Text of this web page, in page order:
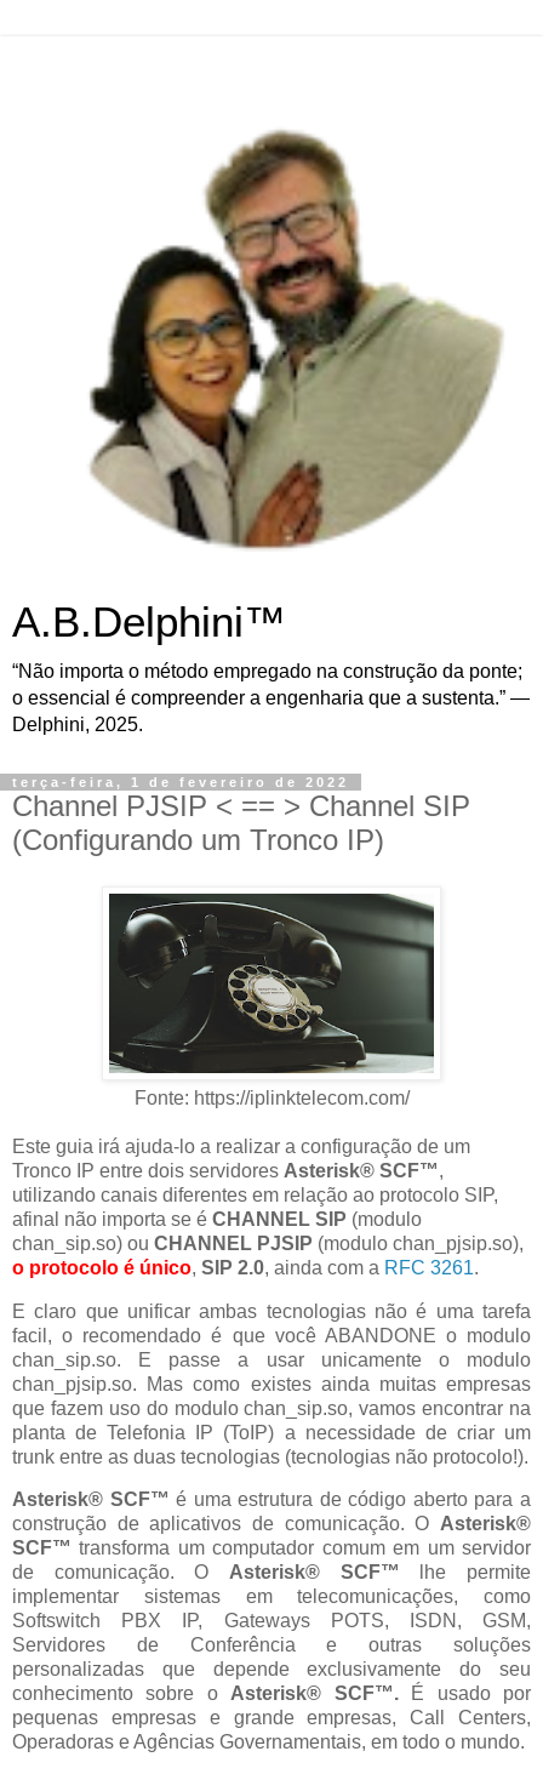
A.B.Delphini™
“Não importa o método empregado na construção da ponte;
o essencial é compreender a engenharia que a sustenta.” —
Delphini, 2025.
terça-feira, 1 de fevereiro de 2022
Channel PJSIP < == > Channel SIP
(Configurando um Tronco IP)
Fonte: https://iplinktelecom.com/
Este guia irá ajuda-lo a realizar a configuração de um
Tronco IP entre dois servidores Asterisk® SCF™,
utilizando canais diferentes em relação ao protocolo SIP,
afinal não importa se é CHANNEL SIP (modulo
chan_sip.so) ou CHANNEL PJSIP (modulo chan_pjsip.so),
o protocolo é único, SIP 2.0, ainda com a RFC 3261.
E claro que unificar ambas tecnologias não é uma tarefa
facil, o recomendado é que você ABANDONE o modulo
chan_sip.so. E passe a usar unicamente o modulo
chan_pjsip.so. Mas como existes ainda muitas empresas
que fazem uso do modulo chan_sip.so, vamos encontrar na
planta de Telefonia IP (ToIP) a necessidade de criar um
trunk entre as duas tecnologias (tecnologias não protocolo!).
Asterisk® SCF™é uma estrutura de código aberto para a
construção de aplicativos de comunicação. O Asterisk®
SCF™transforma um computador comum em um servidor
de comunicação. O Asterisk® SCF™
lhe permite
implementar sistemas em telecomunicações, como
Softswitch PBX IP, Gateways POTS, ISDN, GSM,
Servidores de Conferência e outras soluções
personalizadas que depende exclusivamente do seu
conhecimento sobre o Asterisk® SCF™. É
usado por
pequenas empresas e grande empresas, Call Centers,
Operadoras e Agências Governamentais, em todo o mundo.